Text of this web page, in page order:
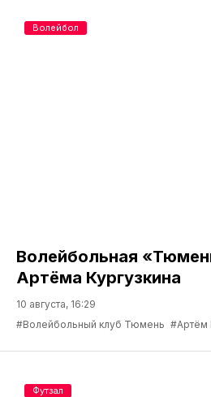
Волейбольная
Артёма Кургузкина
10 августа, 16:29
#Волейбольный клуб Тюмень #Артём
Волейбол
Футзал